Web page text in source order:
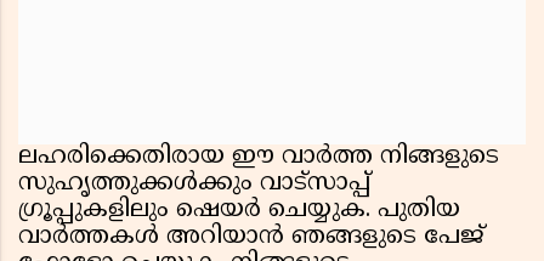
ലഹരിക്കെതിരായ ഈ വാർത്ത നിങ്ങളുടെ
സുഹൃത്തുക്കൾക്കും വാട്സാപ്പ്
ഗ്രൂപ്പുകളിലും ഷെയർ ചെയ്യുക. പുതിയ
വാർത്തകൾ അറിയാൻ ഞങ്ങളുടെ പേജ്